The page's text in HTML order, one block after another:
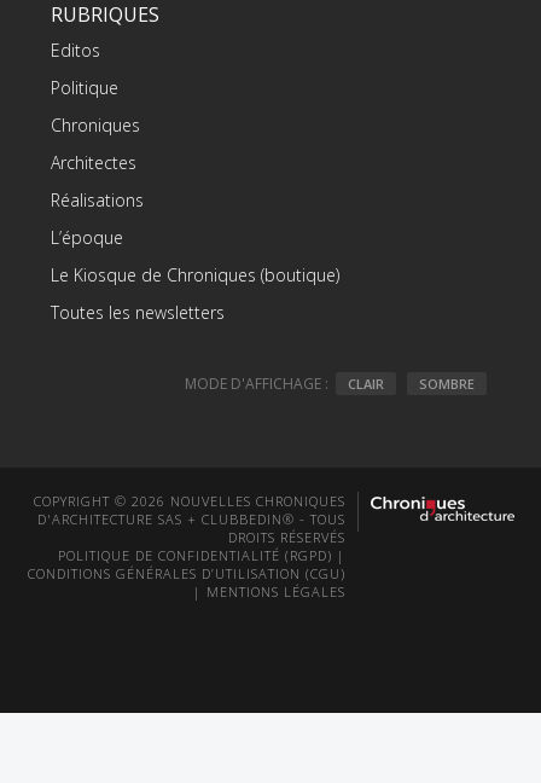
RUBRIQUES
Editos
Politique
Chroniques
Architectes
Réalisations
L’époque
Le Kiosque de Chroniques (boutique)
Toutes les newsletters
MODE D'AFFICHAGE : CLAIR SOMBRE
COPYRIGHT © 2026 NOUVELLES CHRONIQUES
D'ARCHITECTURE SAS + CLUBBEDIN® - TOUS
DROITS RÉSERVÉS
POLITIQUE DE CONFIDENTIALITÉ (RGPD) |
CONDITIONS GÉNÉRALES D’UTILISATION (CGU)
| MENTIONS LÉGALES